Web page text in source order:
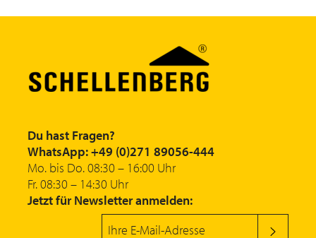
Du hast Fragen?
WhatsApp: +49 (0)271 89056-444
Mo. bis Do. 08:30 – 16:00 Uhr
Fr. 08:30 – 14:30 Uhr
Jetzt für Newsletter anmelden: